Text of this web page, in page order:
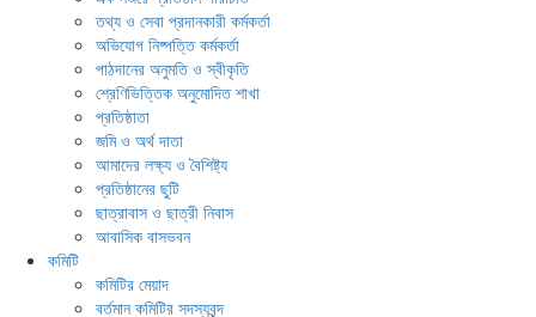
তথ্য ও সেবা প্রদানকারী কর্মকর্তা
অভিযোগ নিষ্পত্তি কর্মকর্তা
পাঠদানের অনুমতি ও স্বীকৃতি
শ্রেণিভিত্তিক অনুমোদিত শাখা
প্রতিষ্ঠাতা
জমি ও অর্থ দাতা
আমাদের লক্ষ্য ও বৈশিষ্ট্য
প্রতিষ্ঠানের ছুটি
ছাত্রাবাস ও ছাত্রী নিবাস
আবাসিক বাসভবন
কমিটি
কমিটির মেয়াদ
বর্তমান কমিটির সদস্যবৃন্দ